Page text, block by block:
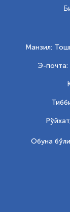
Манзил:
Э-почта:
Обуна